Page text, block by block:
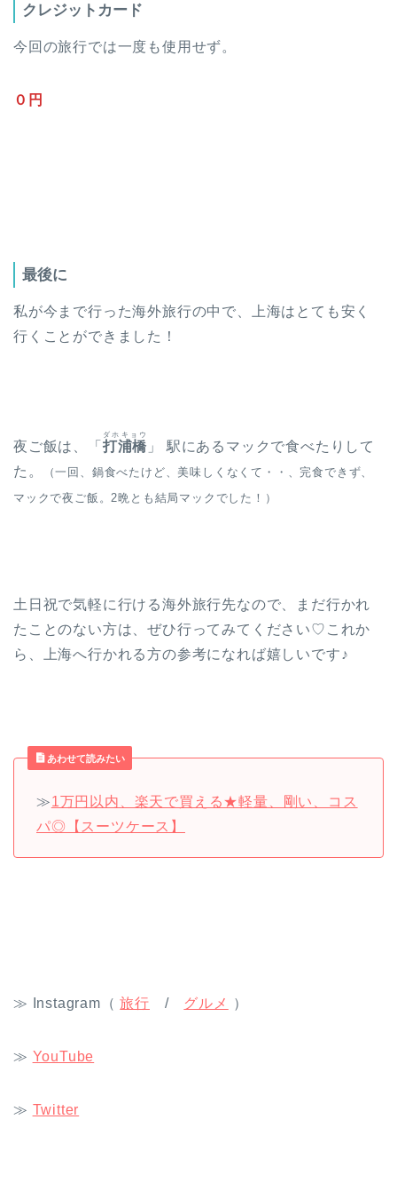
クレジットカード
今回の旅行では一度も使用せず。
０円
最後に
私が今まで行った海外旅行の中で、上海はとても安く
行くことができました！
夜ご飯は、「 打浦橋
ダホキョウ
」 駅にあるマックで食べたりして
た。
（一回、鍋食べたけど、美味しくなくて・・、完食できず、
マックで夜ご飯。2晩とも結局マックでした！）
土日祝で気軽に行ける海外旅行先なので、まだ行かれ
たことのない方は、ぜひ行ってみてください♡これか
ら、上海へ行かれる方の参考になれば嬉しいです♪
あわせて読みたい
≫1万円以内、楽天で買える★軽量、剛い、コス
パ◎【スーツケース】
≫ Instagram（旅行 / グルメ ）
≫ YouTube
≫ Twitter